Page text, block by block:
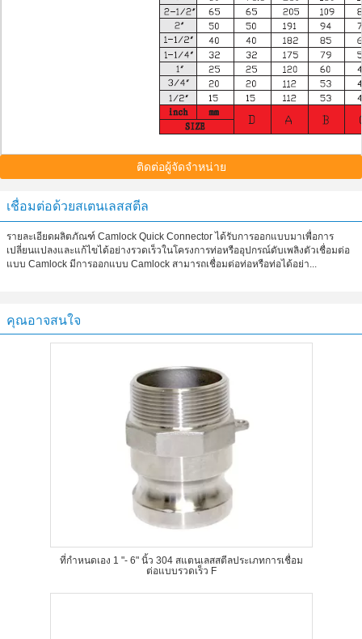
ติดต่อผู้จัดจำหน่าย
เชื่อมต่อด้วยสเตนเลสสตีล
รายละเอียดผลิตภัณฑ์ Camlock Quick Connector ได้รับการออกแบบมาเพื่อการ
เปลี่ยนแปลงและแก้ไขได้อย่างรวดเร็วในโครงการท่อหรืออุปกรณ์ดับเพลิงตัวเชื่อมต่อ
แบบ Camlock มีการออกแบบ Camlock สามารถเชื่อมต่อท่อหรือท่อได้อย่า...
คุณอาจสนใจ
ที่กำหนดเอง 1 "- 6" นิ้ว 304 สแตนเลสสตีลประเภทการเชื่อม
ต่อแบบรวดเร็ว F